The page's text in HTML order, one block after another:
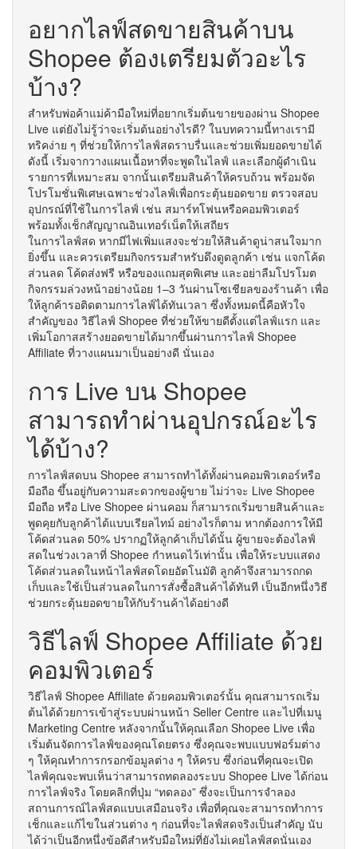
อยากไลฟ์สดขายสินค้าบน
Shopee ต้องเตรียมตัวอะไร
บ้าง?
สำหรับพ่อค้าแม่ค้ามือใหม่ที่อยากเริ่มต้นขายของผ่าน Shopee
Live แต่ยังไม่รู้ว่าจะเริ่มต้นอย่างไรดี? ในบทความนี้ทางเรามี
ทริคง่าย ๆ ที่ช่วยให้การไลฟ์สดราบรื่นและช่วยเพิ่มยอดขายได้
ดังนี้ เริ่มจากวางแผนเนื้อหาที่จะพูดในไลฟ์ และเลือกผู้ดำเนิน
รายการที่เหมาะสม จากนั้นเตรียมสินค้าให้ครบถ้วน พร้อมจัด
โปรโมชั่นพิเศษเฉพาะช่วงไลฟ์เพื่อกระตุ้นยอดขาย ตรวจสอบ
อุปกรณ์ที่ใช้ในการไลฟ์ เช่น สมาร์ทโฟนหรือคอมพิวเตอร์
พร้อมทั้งเช็กสัญญาณอินเทอร์เน็ตให้เสถียร
ในการไลฟ์สด หากมีไฟเพิ่มแสงจะช่วยให้สินค้าดูน่าสนใจมาก
ยิ่งขึ้น และควรเตรียมกิจกรรมสำหรับดึงดูดลูกค้า เช่น แจกโค้ด
ส่วนลด โค้ดส่งฟรี หรือของแถมสุดพิเศษ และอย่าลืมโปรโมต
กิจกรรมล่วงหน้าอย่างน้อย 1–3 วันผ่านโซเชียลของร้านค้า เพื่อ
ให้ลูกค้ารอติดตามการไลฟ์ได้ทันเวลา ซึ่งทั้งหมดนี้คือหัวใจ
สำคัญของ วิธีไลฟ์ Shopee ที่ช่วยให้ขายดีตั้งแต่ไลฟ์แรก และ
เพิ่มโอกาสสร้างยอดขายได้มากขึ้นผ่านการไลฟ์ Shopee
Affiliate ที่วางแผนมาเป็นอย่างดี นั่นเอง
การ Live บน Shopee
สามารถทำผ่านอุปกรณ์อะไร
ได้บ้าง?
การไลฟ์สดบน Shopee สามารถทำได้ทั้งผ่านคอมพิวเตอร์หรือ
มือถือ ขึ้นอยู่กับความสะดวกของผู้ขาย ไม่ว่าจะ Live Shopee
มือถือ หรือ Live Shopee ผ่านคอม ก็สามารถเริ่มขายสินค้าและ
พูดคุยกับลูกค้าได้แบบเรียลไทม์ อย่างไรก็ตาม หากต้องการให้มี
โค้ดส่วนลด 50% ปรากฏให้ลูกค้าเก็บได้นั้น ผู้ขายจะต้องไลฟ์
สดในช่วงเวลาที่ Shopee กำหนดไว้เท่านั้น เพื่อให้ระบบแสดง
โค้ดส่วนลดในหน้าไลฟ์สดโดยอัตโนมัติ ลูกค้าจึงสามารถกด
เก็บและใช้เป็นส่วนลดในการสั่งซื้อสินค้าได้ทันที เป็นอีกหนึ่งวิธี
ช่วยกระตุ้นยอดขายให้กับร้านค้าได้อย่างดี
วิธีไลฟ์ Shopee Affiliate ด้วย
คอมพิวเตอร์
วิธีไลฟ์ Shopee Affiliate ด้วยคอมพิวเตอร์นั้น คุณสามารถเริ่ม
ต้นได้ด้วยการเข้าสู่ระบบผ่านหน้า Seller Centre และไปที่เมนู
Marketing Centre หลังจากนั้นให้คุณเลือก Shopee Live เพื่อ
เริ่มต้นจัดการไลฟ์ของคุณโดยตรง ซึ่งคุณจะพบแบบฟอร์มต่าง
ๆ ให้คุณทำการกรอกข้อมูลต่าง ๆ ให้ครบ ซึ่งก่อนที่คุณจะเปิด
ไลฟ์คุณจะพบเห็นว่าสามารถทดลองระบบ Shopee Live ได้ก่อน
การไลฟ์จริง โดยคลิกที่ปุ่ม “ทดลอง” ซึ่งจะเป็นการจำลอง
สถานการณ์ไลฟ์สดแบบเสมือนจริง เพื่อที่คุณจะสามารถทำการ
เช็กและแก้ไขในส่วนต่าง ๆ ก่อนที่จะไลฟ์สดจริงเป็นสำคัญ นับ
ได้ว่าเป็นอีกหนึ่งข้อดีสำหรับมือใหม่ที่ยังไม่เคยไลฟ์สดนั่นเอง